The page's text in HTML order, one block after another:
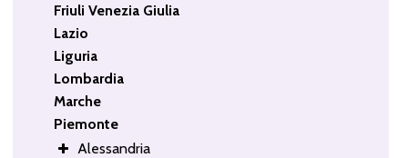
Friuli Venezia Giulia
Lazio
Liguria
Lombardia
Marche
Piemonte
Alessandria